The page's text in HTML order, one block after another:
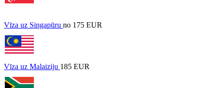
Vīza uz Singapūru no 175 EUR
Vīza uz Malaiziju 185 EUR